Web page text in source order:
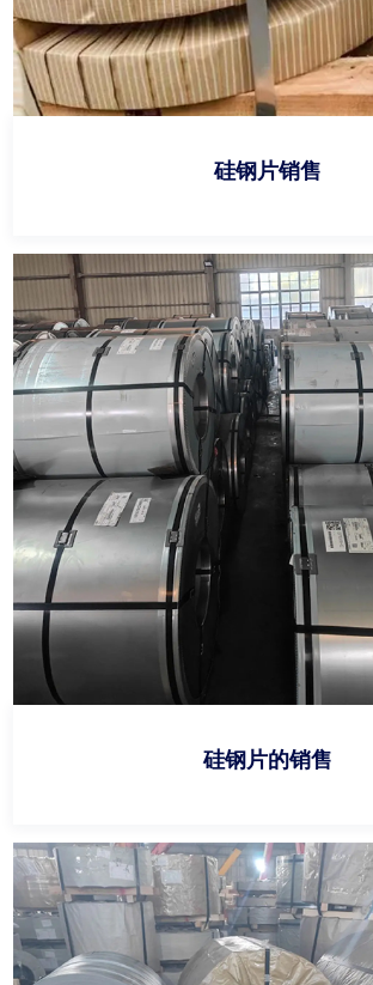
硅钢片销售
硅钢片的销售